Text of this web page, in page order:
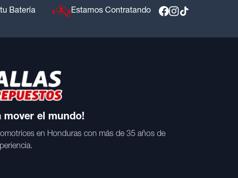
Batería Estamos Contratando
mover el mundo!
en Honduras con más de 35 años de